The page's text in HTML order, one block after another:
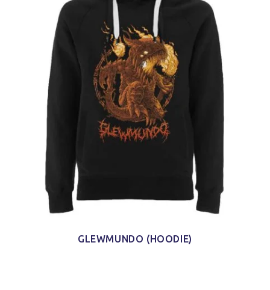
GLEWMUNDO (HOODIE)